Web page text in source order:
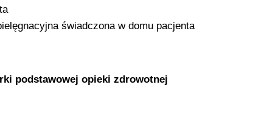
świadczona w domu pacjenta
podstawowej opieki zdrowotnej